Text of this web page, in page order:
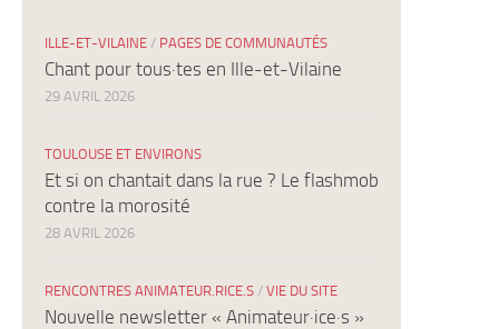
ILLE-ET-VILAINE / PAGES DE COMMUNAUTÉS
Chant pour tous·tes en Ille-et-Vilaine
29 AVRIL 2026
TOULOUSE ET ENVIRONS
Et si on chantait dans la rue ? Le flashmob
contre la morosité
28 AVRIL 2026
RENCONTRES ANIMATEUR.RICE.S / VIE DU SITE
Nouvelle newsletter « Animateur·ice·s »